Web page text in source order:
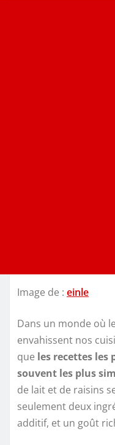
Image de : einle
Dans un monde où
envahissent nos
que les recettes les
souvent les plus
de lait et de raisins
seulement deux
additif, et un goût